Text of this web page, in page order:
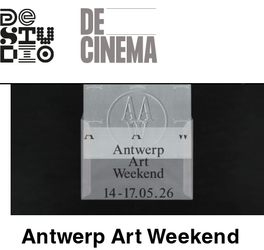
Skip
to
main
navigation
Antwerp Art Weekend